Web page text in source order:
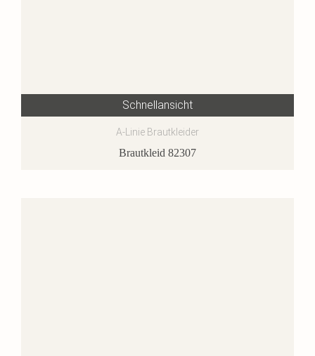
Schnellansicht
A-Linie Brautkleider
Brautkleid 82307